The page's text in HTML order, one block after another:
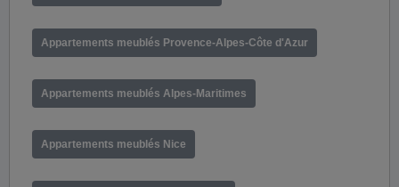
Appartements meublés Provence-Alpes-Côte d'Azur
Appartements meublés Alpes-Maritimes
Appartements meublés Nice